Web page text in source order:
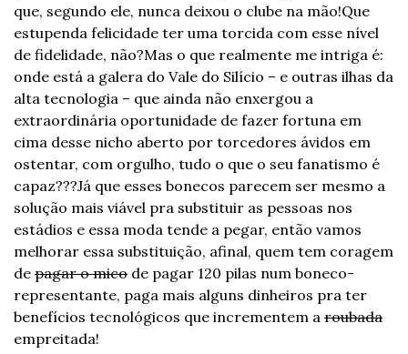
que, segundo ele, nunca deixou o clube na mão!Que
estupenda felicidade ter uma torcida com esse nível
de fidelidade, não?Mas o que realmente me intriga é:
onde está a galera do Vale do Silício – e outras ilhas da
alta tecnologia – que ainda não enxergou a
extraordinária oportunidade de fazer fortuna em
cima desse nicho aberto por torcedores ávidos em
ostentar, com orgulho, tudo o que o seu fanatismo é
capaz???Já que esses bonecos parecem ser mesmo a
solução mais viável pra substituir as pessoas nos
estádios e essa moda tende a pegar, então vamos
melhorar essa substituição, afinal, quem tem coragem
de pagar o mico de pagar 120 pilas num boneco-
representante, paga mais alguns dinheiros pra ter
benefícios tecnológicos que incrementem a roubada
empreitada!